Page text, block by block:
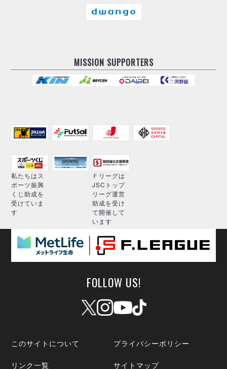
MISSION SUPPORTERS
私たちはス
ポーツ振興
くじ助成を
受けていま
す
Ｆリーグは
JSCトップ
リーグ運営
助成を受け
て開催して
います
FOLLOW US!
このサイトについて プライバシーポリシー
リンク一覧 サイトマップ